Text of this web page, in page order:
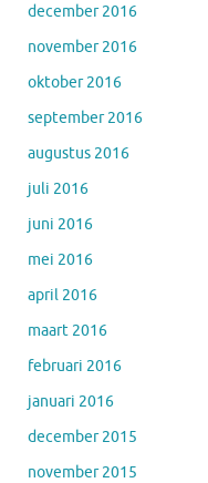
december 2016
november 2016
oktober 2016
september 2016
augustus 2016
juli 2016
juni 2016
mei 2016
april 2016
maart 2016
februari 2016
januari 2016
december 2015
november 2015